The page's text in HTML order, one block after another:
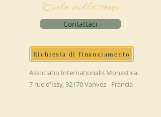
Cielo sulla terra
Contattaci
Richiesta di finanziamento
Associatio Internationalis Monastica
7 rue d'Issy, 92170 Vanves - Francia